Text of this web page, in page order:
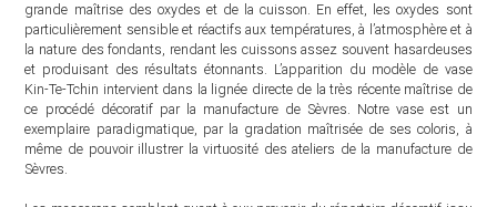
grande maîtrise des oxydes et de la cuisson. En effet, les oxydes sont
particulièrement sensible et réactifs aux températures, à l’atmosphère et à
la nature des fondants, rendant les cuissons assez souvent hasardeuses
et produisant des résultats étonnants. L’apparition du modèle de vase
Kin-Te-Tchin intervient dans la lignée directe de la très récente maîtrise de
ce procédé décoratif par la manufacture de Sèvres. Notre vase est un
exemplaire paradigmatique, par la gradation maîtrisée de ses coloris, à
même de pouvoir illustrer la virtuosité des ateliers de la manufacture de
Sèvres.